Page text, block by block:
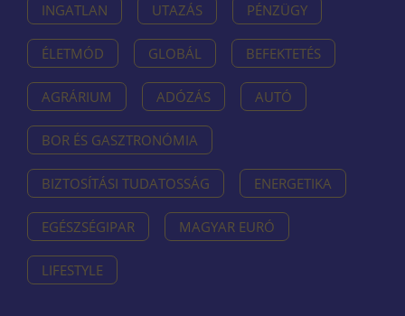
INGATLAN UTAZÁS PÉNZÜGY
ÉLETMÓD GLOBÁL BEFEKTETÉS
AGRÁRIUM ADÓZÁS AUTÓ
BOR ÉS GASZTRONÓMIA
BIZTOSÍTÁSI TUDATOSSÁG ENERGETIKA
EGÉSZSÉGIPAR MAGYAR EURÓ
LIFESTYLE